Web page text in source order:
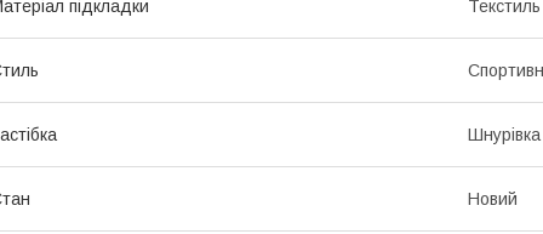
підкладки Текстиль
Шнурівка
Новий